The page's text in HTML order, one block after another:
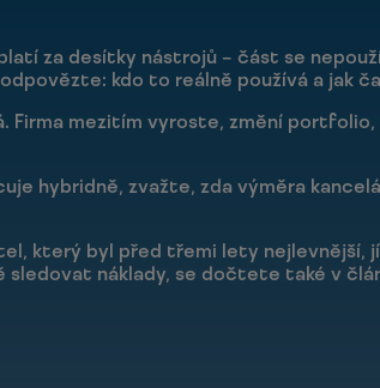
za desítky nástrojů – část se
kdo to reálně používá a jak
Firma mezitím vyroste, změní
hybridně, zvažte, zda výměra
který byl před třemi lety nejlevnější,
sledovat náklady, se dočtete také v